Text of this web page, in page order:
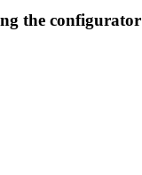
the configurator